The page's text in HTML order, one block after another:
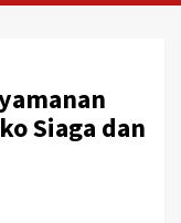
Siaga dan